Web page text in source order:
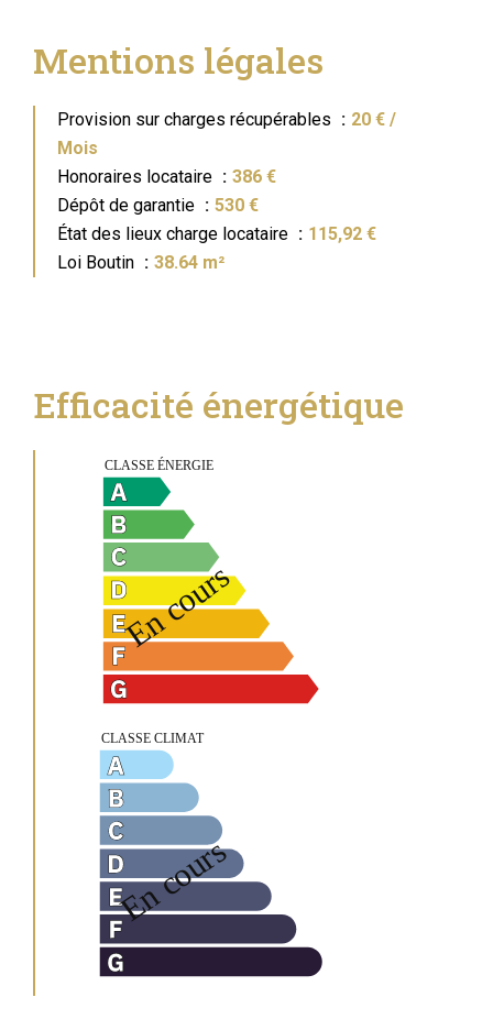
Mentions légales
Provision sur charges récupérables
20 € /
Mois
Honoraires locataire
386 €
Dépôt de garantie
530 €
État des lieux charge locataire
115,92 €
Loi Boutin
38.64 m²
Efficacité énergétique